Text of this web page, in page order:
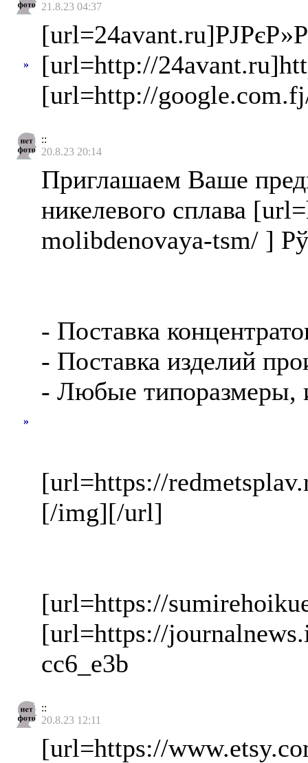
21.8.23 04:37
»
[url=http://
[url=http://
::
20.8.23 20:14
»
Приглашаем Ваше
никелевого сплава
molibdenovaya-tsm/ ]
- Поставка
- Поставка изделий
- Любые типоразмеры,
[url=https://
[/img][/url]
[url=https://
[url=https://
cc6_e3b
::
20.8.23 12:11
[url=https://